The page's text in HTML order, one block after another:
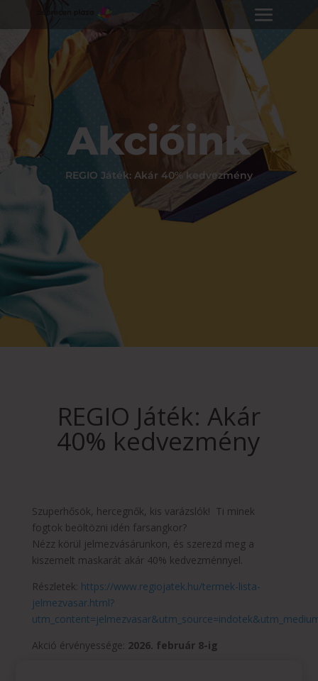
Akcióink
REGIO Játék: Akár 40% kedvezmény
REGIO Játék: Akár
40% kedvezmény
Szuperhősök, hercegnők, kis varázslók! Ti minek
fogtok beöltözni idén farsangkor?
Nézz körül jelmezvásárunkon, és szerezd meg a
kiszemelt maskarát akár 40% kedvezménnyel.
Részletek: https://www.regiojatek.hu/termek-lista-
jelmezvasar.html?
Akció érvényessége: 2026. február 8-ig